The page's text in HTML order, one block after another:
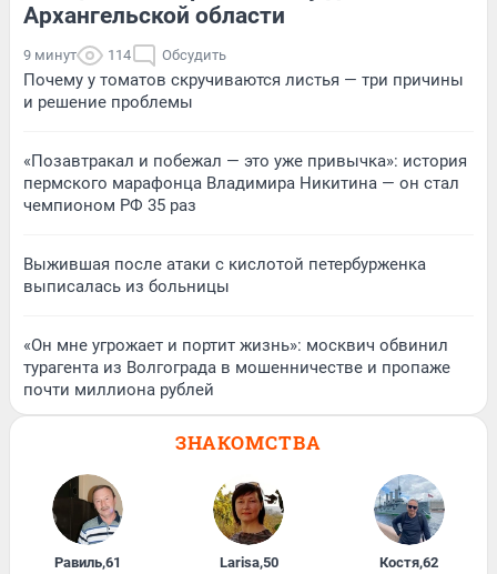
Архангельской области
9 минут 114 Обсудить
Почему у томатов скручиваются листья — три причины
и решение проблемы
«Позавтракал и побежал — это уже привычка»: история
пермского марафонца Владимира Никитина — он стал
чемпионом РФ 35 раз
Выжившая после атаки с кислотой петербурженка
выписалась из больницы
«Он мне угрожает и портит жизнь»: москвич обвинил
турагента из Волгограда в мошенничестве и пропаже
почти миллиона рублей
ЗНАКОМСТВА
Равиль,61 Larisa,50 Костя,62